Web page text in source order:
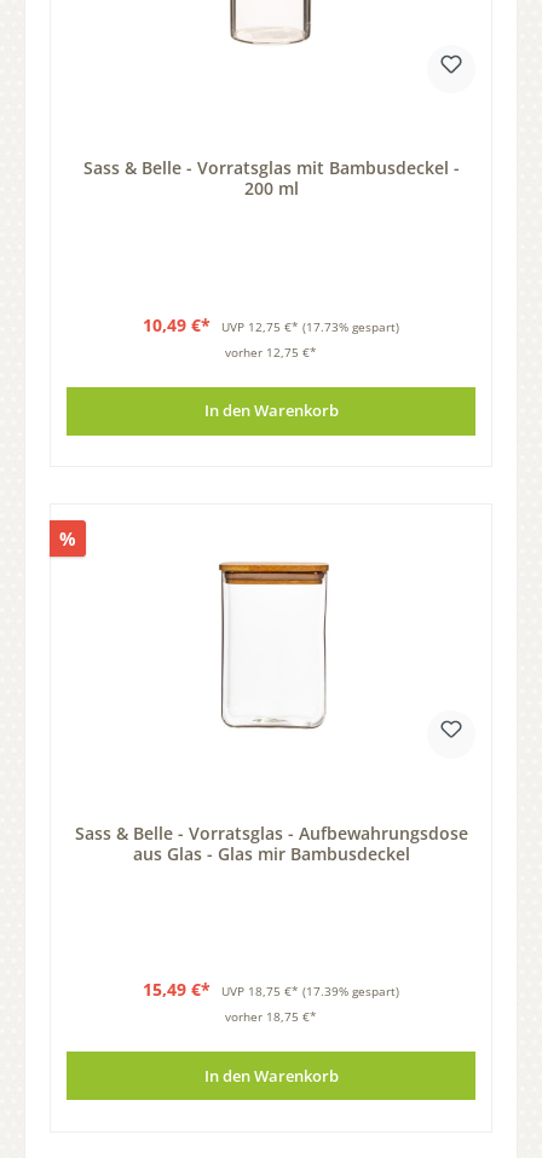
Sass & Belle - Vorratsglas mit Bambusdeckel -
200 ml
10,49 €* UVP 12,75 €* (17.73% gespart)
vorher 12,75 €*
In den Warenkorb
%
Sass & Belle - Vorratsglas - Aufbewahrungsdose
aus Glas - Glas mir Bambusdeckel
15,49 €* UVP 18,75 €* (17.39% gespart)
vorher 18,75 €*
In den Warenkorb